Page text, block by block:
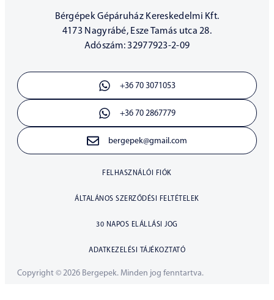
Bérgépek Gépáruház Kereskedelmi Kft.
4173 Nagyrábé, Esze Tamás utca 28.
Adószám: 32977923-2-09
+36 70 3071053
+36 70 2867779
bergepek@gmail.com
FELHASZNÁLÓI FIÓK
ÁLTALÁNOS SZERZŐDÉSI FELTÉTELEK
30 NAPOS ELÁLLÁSI JOG
ADATKEZELÉSI TÁJÉKOZTATÓ
Copyright © 2026 Bergepek. Minden jog fenntartva.